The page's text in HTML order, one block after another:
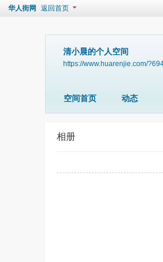
华人街网 返回首页
清小晨的个人空间
https://www.huarenjie.com/
空间首页 动态
相册